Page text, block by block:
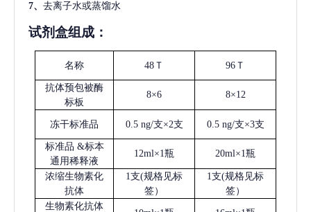
7、 去离子水或蒸馏水
试剂盒组成：
名称 48Ｔ 96Ｔ
抗体预包被酶
标板
8×6 8×12
冻干标准品 0.5 ng/支×2支 0.5 ng/支×3支
标准品 &标本
通用稀释液
12ml×1瓶 20ml×1瓶
浓缩生物素化
抗体
1支(规格见标
签）
1支(规格见标
签）
生物素化抗体